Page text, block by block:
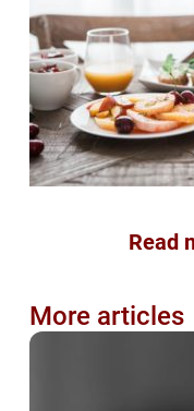
Read
More articles